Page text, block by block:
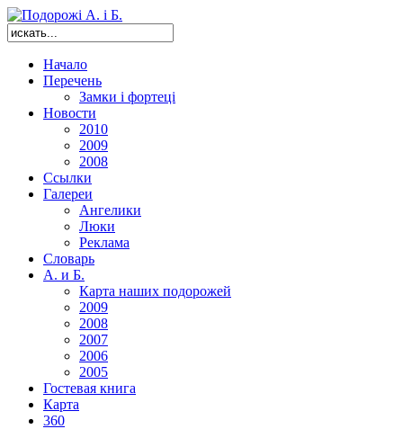
Начало
Перечень
Замки і фортеці
Новости
2010
2009
2008
Ссылки
Галереи
Ангелики
Люки
Реклама
Словарь
А. и Б.
Карта наших подорожей
2009
2008
2007
2006
2005
Гостевая книга
Карта
360